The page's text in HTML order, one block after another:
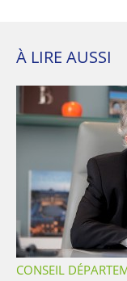
À LIRE AUSSI
CONSEIL